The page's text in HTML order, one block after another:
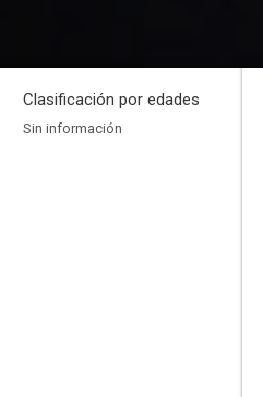
Clasificación por edades
Sin información